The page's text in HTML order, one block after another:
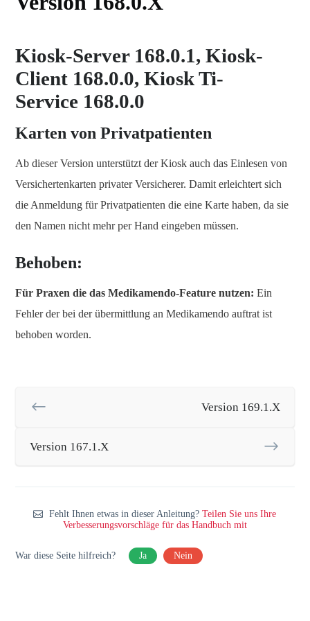
Kiosk-Server 168.0.1, Kiosk-
Client 168.0.0, Kiosk Ti-
Service 168.0.0
Karten von Privatpatienten
Ab dieser Version unterstützt der Kiosk auch das Einlesen von
Versichertenkarten privater Versicherer. Damit erleichtert sich
die Anmeldung für Privatpatienten die eine Karte haben, da sie
den Namen nicht mehr per Hand eingeben müssen.
Behoben:
Für Praxen die das Medikamendo-Feature nutzen: Ein
Fehler der bei der übermittlung an Medikamendo auftrat ist
behoben worden.
Version 169.1.X
Version 167.1.X
Fehlt Ihnen etwas in dieser Anleitung?Teilen Sie uns Ihre
Verbesserungsvorschläge für das Handbuch mit
War diese Seite hilfreich? Ja Nein